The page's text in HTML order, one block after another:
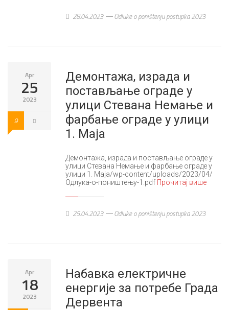
28.04.2023 Odluke o poništenju postupka 2023
Apr
25
2023
9
Демонтажа, израда и
постављање ограде у
улици Стевана Немање и
фарбање ограде у улици
1. Маја
Демонтажа, израда и постављање ограде у
улици Стевана Немање и фарбање ограде у
улици 1. Маја/wp-content/uploads/2023/04/
Одлука-о-поништењу-1.pdf Прочитај више
25.04.2023 Odluke o poništenju postupka 2023
Apr
18
2023
Набавка електричне
енергије за потребе Града
Дервента